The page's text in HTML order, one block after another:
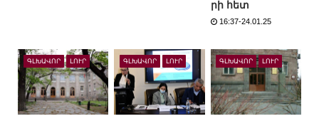
րի հետ
16:37-24.01.25
ԳԼԽԱՎՈՐ ԼՈՒՐ ԳԼԽԱՎՈՐ ԼՈՒՐ ԳԼԽԱՎՈՐ ԼՈՒՐ